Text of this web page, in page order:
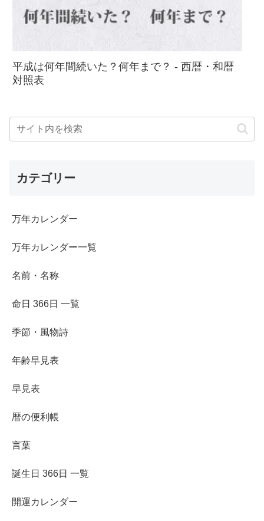
平成は何年間続いた？何年まで？ - 西暦・和暦
対照表
カテゴリー
万年カレンダー
万年カレンダー一覧
名前・名称
命日 366日 一覧
季節・風物詩
年齢早見表
早見表
暦の便利帳
言葉
誕生日 366日 一覧
開運カレンダー